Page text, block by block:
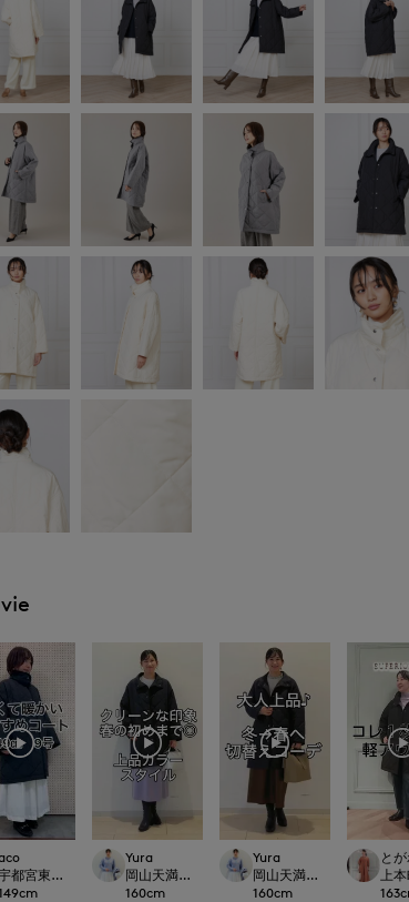
都宮東武7-IDconcept./INED
cm
Yura
岡山天満屋7-IDconcept.
160cm
Yura
岡山天満屋7-IDconcept.
160cm
と
上
163